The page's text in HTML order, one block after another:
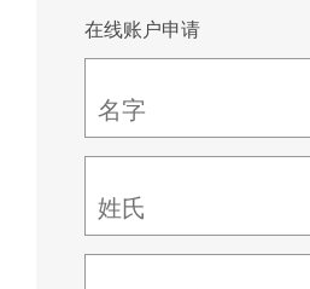
在线账户申请
名字
姓氏